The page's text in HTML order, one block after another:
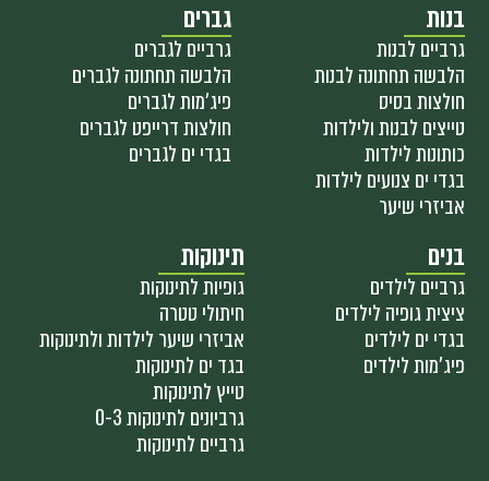
בנות
גרביים לבנות
הלבשה תחתונה לבנות
חולצות בסיס
טייצים לבנות ולילדות
כותונות לילדות
בגדי ים צנועים לילדות
אביזרי שיער
גברים
גרביים לגברים
הלבשה תחתונה לגברים
פיג'מות לגברים
חולצות דרייפט לגברים
בגדי ים לגברים
בנים
גרביים לילדים
ציצית גופיה לילדים
בגדי ים לילדים
פיג'מות לילדים
תינוקות
גופיות לתינוקות
חיתולי טטרה
אביזרי שיער לילדות ולתינוקות
בגד ים לתינוקות
טייץ לתינוקות
גרביונים לתינוקות 0-3
גרביים לתינוקות